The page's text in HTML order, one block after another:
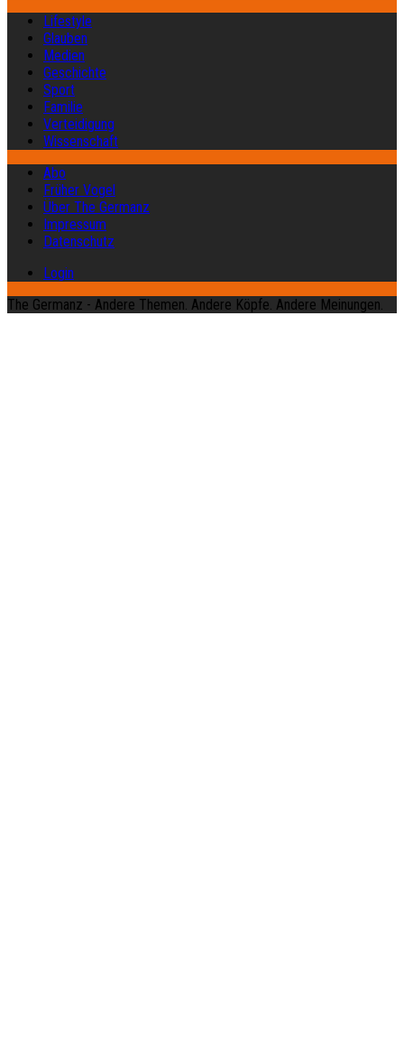
Lifestyle
Glauben
Medien
Geschichte
Sport
Familie
Verteidigung
Wissenschaft
Abo
Früher Vogel
Über The Germanz
Impressum
Datenschutz
Login
The Germanz - Andere Themen. Andere Köpfe. Andere Meinungen.